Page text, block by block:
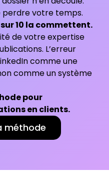
perdre votre temps.
10 la commettent.
de votre expertise
L’erreur
comme une
comme un système
pour
en clients.
méthode